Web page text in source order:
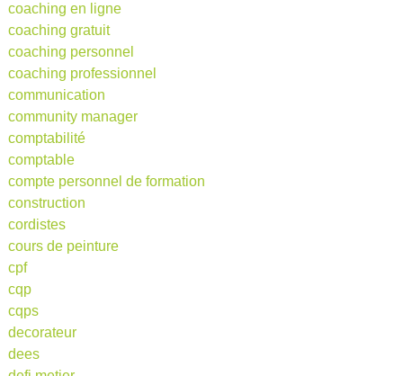
coaching en ligne
coaching gratuit
coaching personnel
coaching professionnel
communication
community manager
comptabilité
comptable
compte personnel de formation
construction
cordistes
cours de peinture
cpf
cqp
cqps
decorateur
dees